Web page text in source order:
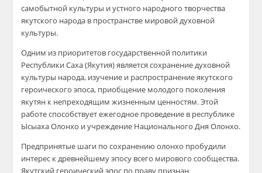
самобытной культуры и устного народного творчества
якутского народа в пространстве мировой духовной
культуры.
Одним из приоритетов государственной политики
Республики Саха (Якутия) является сохранение духовной
культуры народа, изучение и распространение якутского
героического эпоса, приобщение молодого поколения
якутян к непреходящим жизненным ценностям. Этой
работе способствует ежегодное проведение в республике
Ысыаха Олонхо и учреждение Национального Дня Олонхо.
Предпринятые шаги по сохранению олонхо пробудили
интерес к древнейшему эпосу всего мирового сообщества.
Якутский героический эпос по праву признан